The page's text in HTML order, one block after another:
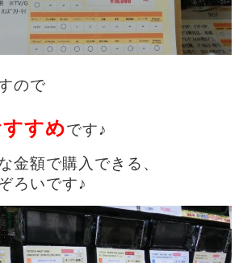
ので
すめです♪
金額で購入できる、
ろいです♪